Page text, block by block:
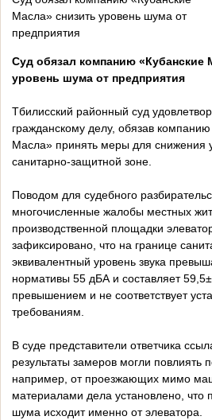
Масла» снизить уровень шума от
предприятия
Суд обязал компанию «Кубанские
уровень шума от предприятия
Тбилисский районный суд
гражданскому делу, обязав
Масла» принять меры для снижения
санитарно-защитной зоне.
Поводом для судебного
многочисленные жалобы местных
производственной площадки
зафиксировано, что на границе
эквивалентный уровень звука
нормативы 55 дБА и составляет
превышением и не соответствует
требованиям.
В суде представители ответчика
результаты замеров могли повлиять
например, от проезжающих мимо
материалами дела установлено, что
шума исходит именно от элеватора.